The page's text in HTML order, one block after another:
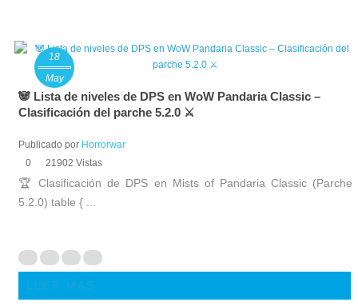
18
May
🐼 Lista de niveles de DPS en WoW Pandaria Classic –
Clasificación del parche 5.2.0 ⚔️
Publicado por Horrorwar
0
21902 Vistas
🏆 Clasificación de DPS en Mists of Pandaria Classic (Parche
5.2.0) table { ...
LEER MÁS